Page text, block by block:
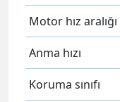
Motor hız aralığı
Anma hızı
Koruma sınıfı